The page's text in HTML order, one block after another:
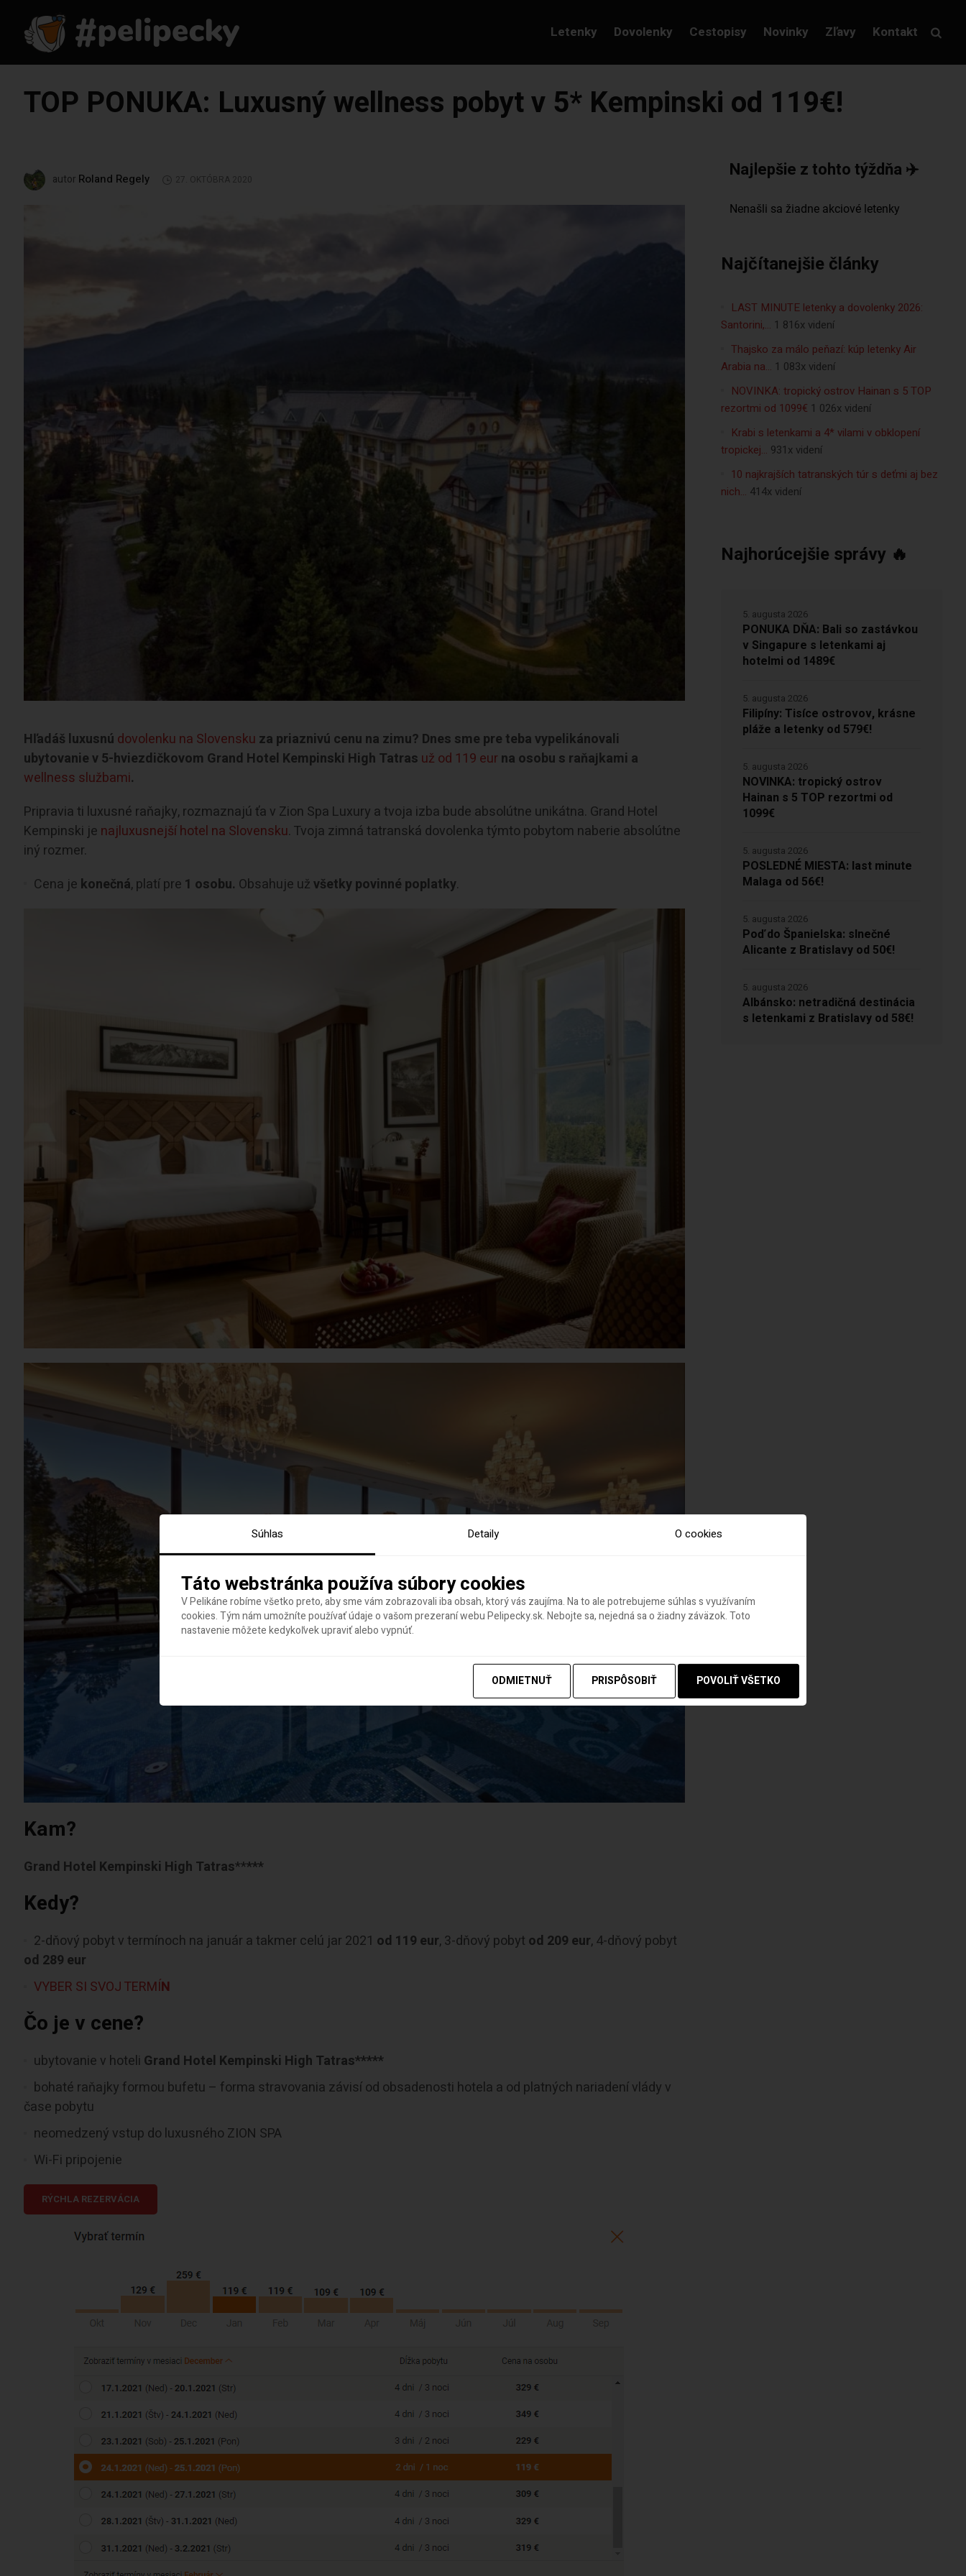
Letenky Dovolenky Cestopisy Novinky Zľavy Kontakt
TOP PONUKA: Luxusný wellness pobyt v 5* Kempinski od 119€!
autor Roland Regely 27. OKTÓBRA 2020
Hľadáš luxusnú dovolenku na Slovensku za priaznivú cenu na zimu? Dnes sme pre teba vypelikánovali
ubytovanie v 5-hviezdičkovom Grand Hotel Kempinski High Tatras už od 119 eur na osobu s raňajkami a
wellness službami.
Pripravia ti luxusné raňajky, rozmaznajú ťa v Zion Spa Luxury a tvoja izba bude absolútne unikátna. Grand Hotel
Kempinski je najluxusnejší hotel na Slovensku. Tvoja zimná tatranská dovolenka týmto pobytom naberie absolútne
iný rozmer.
Cena je konečná, platí pre 1 osobu. Obsahuje užvšetky povinné poplatky.
Kam?
Grand Hotel Kempinski High Tatras*****
Kedy?
2-dňový pobyt v termínoch na január a takmer celú jar 2021 od 119 eur, 3-dňový pobyt od 209 eur, 4-dňový pobyt
od 289 eur
VYBER SI SVOJ TERMÍN
Čo je v cene?
ubytovanie v hoteli Grand Hotel Kempinski High Tatras*****
bohaté raňajky formou bufetu – forma stravovania závisí od obsadenosti hotela a od platných nariadení vlády v
čase pobytu
neomedzený vstup do luxusného ZION SPA
Wi-Fi pripojenie
RÝCHLA REZERVÁCIA
Najlepšie z tohto týždňa ✈️
Najčítanejšie články
LAST MINUTE letenky a dovolenky 2026:
Santorini,… 1 816x videní
Thajsko za málo peňazí: kúp letenky Air
Arabia na… 1 083x videní
NOVINKA: tropický ostrov Hainan s 5 TOP
rezortmi od 1099€ 1 026x videní
Krabi s letenkami a 4* vilami v obklopení
tropickej… 931x videní
10 najkrajších tatranských túr s deťmi aj bez
nich… 414x videní
Najhorúcejšie správy 🔥
PONUKA DŇA: Bali so zastávkou
v Singapure s letenkami aj
hotelmi od 1489€
5. augusta 2026
Filipíny: Tisíce ostrovov, krásne
pláže a letenky od 579€!
5. augusta 2026
NOVINKA: tropický ostrov
Hainan s 5 TOP rezortmi od
1099€
5. augusta 2026
POSLEDNÉ MIESTA: last minute
Malaga od 56€!
5. augusta 2026
Poď do Španielska: slnečné
Alicante z Bratislavy od 50€!
5. augusta 2026
Albánsko: netradičná destinácia
s letenkami z Bratislavy od 58€!
5. augusta 2026
Súhlas Detaily O cookies
Táto webstránka používa súbory cookies
V Pelikáne robíme všetko preto, aby sme vám zobrazovali iba obsah, ktorý vás zaujíma. Na to ale potrebujeme súhlas s využívaním
cookies. Tým nám umožníte používať údaje o vašom prezeraní webu Pelipecky.sk. Nebojte sa, nejedná sa o žiadny záväzok. Toto
nastavenie môžete kedykoľvek upraviť alebo vypnúť.
ODMIETNUŤ PRISPÔSOBIŤ POVOLIŤ VŠETKO